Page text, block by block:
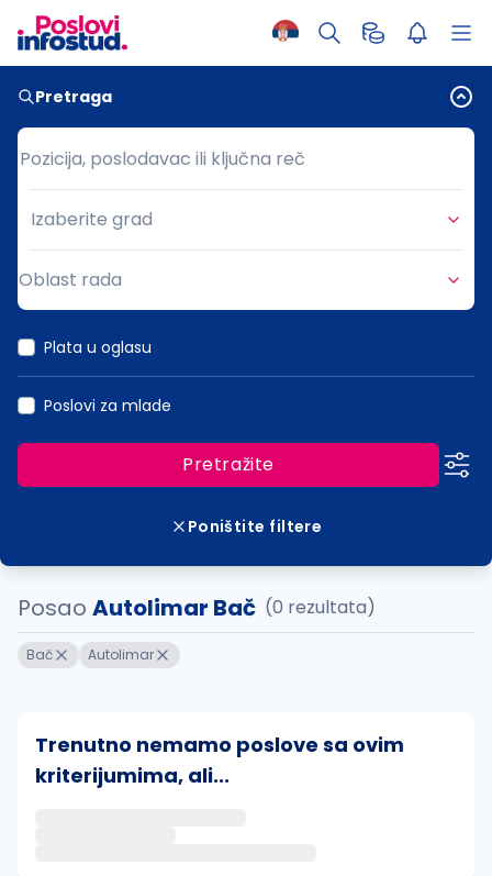
Pretraga
Pozicija, poslodavac ili ključna reč
Pozicija, poslodavac ili ključna reč
Grad
Izaberite grad
Oblast rada
Plata u oglasu
Poslovi za mlade
Pretražite
Poništite filtere
Posao Autolimar Bač (0 rezultata)
Bač Autolimar
Trenutno nemamo poslove sa ovim
kriterijumima, ali...